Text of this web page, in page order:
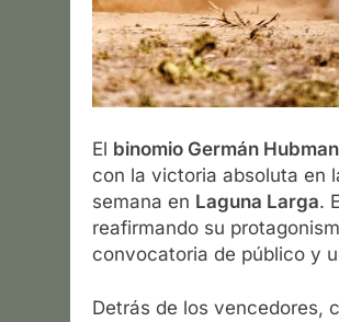
El binomio Germán
con la victoria absoluta en
semana en Laguna Larga.
reafirmando su
convocatoria de público y
Detrás de los vencedores,